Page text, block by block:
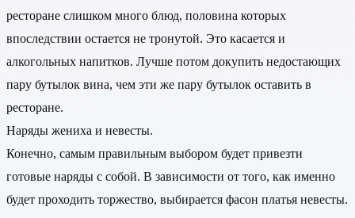
ресторане слишком много блюд, половина которых
впоследствии остается не тронутой. Это касается и
алкогольных напитков. Лучше потом докупить недостающих
пару бутылок вина, чем эти же пару бутылок оставить в
ресторане.
Наряды жениха и невесты.
Конечно, самым правильным выбором будет привезти
готовые наряды с собой. В зависимости от того, как именно
будет проходить торжество, выбирается фасон платья невесты.